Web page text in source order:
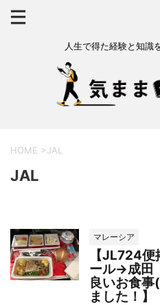
人生で得た経験と知識
HOME >JAL
JAL
マレーシア
【JL724
ール→成田
良いお食
ました！】